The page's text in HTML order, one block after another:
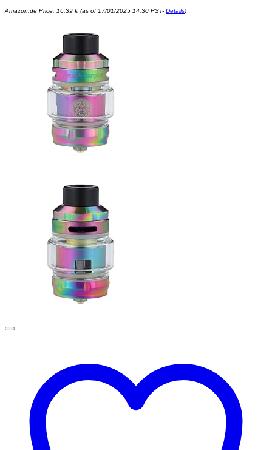
Amazon.de Price: 16,39 € (as of 17/01/2025 14:30 PST- Details)